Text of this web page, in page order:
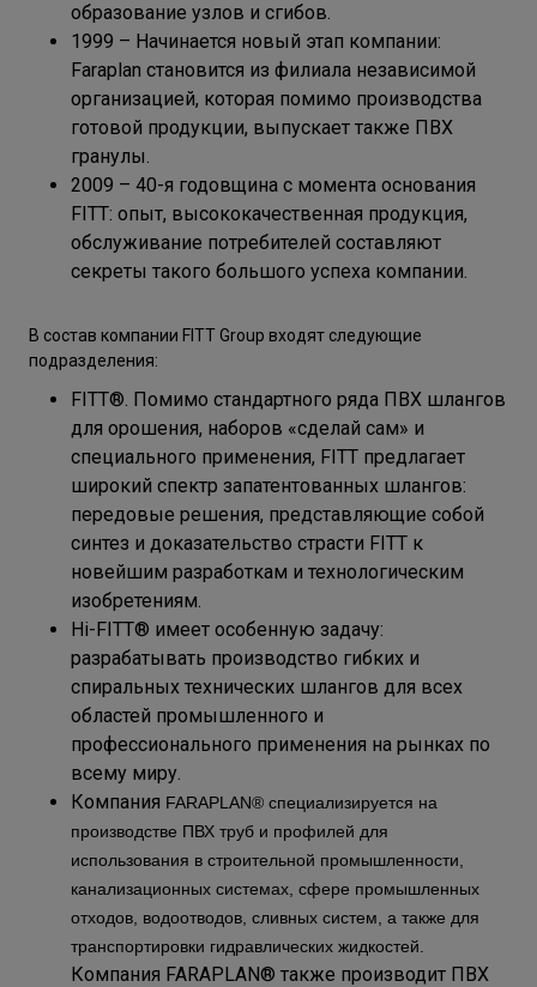
образование узлов и сгибов.
1999 – Начинается новый этап компании:
Faraplan становится из филиала независимой
организацией, которая помимо производства
готовой продукции, выпускает также ПВХ
гранулы.
2009 – 40-я годовщина с момента основания
FITT: опыт, высококачественная продукция,
обслуживание потребителей составляют
секреты такого большого успеха компании.
В состав компании FITT Group входят следующие
подразделения:
FITT®. Помимо стандартного ряда ПВХ шлангов
для орошения, наборов «сделай сам» и
специального применения, FITT предлагает
широкий спектр запатентованных шлангов:
передовые решения, представляющие собой
синтез и доказательство страсти FITT к
новейшим разработкам и технологическим
изобретениям.
Hi-FITT® имеет особенную задачу:
разрабатывать производство гибких и
спиральных технических шлангов для всех
областей промышленного и
профессионального применения на рынках по
всему миру.
Компания FARAPLAN® специализируется на
производстве ПВХ труб и профилей для
использования в строительной промышленности,
канализационных системах, сфере промышленных
отходов, водоотводов, сливных систем, а также для
транспортировки гидравлических жидкостей.
Компания FARAPLAN® также производит ПВХ